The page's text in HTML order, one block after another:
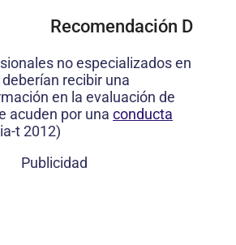
Recomendación D
no especializados en
recibir una
en la evaluación de
acuden por una conducta
t 2012)
Publicidad